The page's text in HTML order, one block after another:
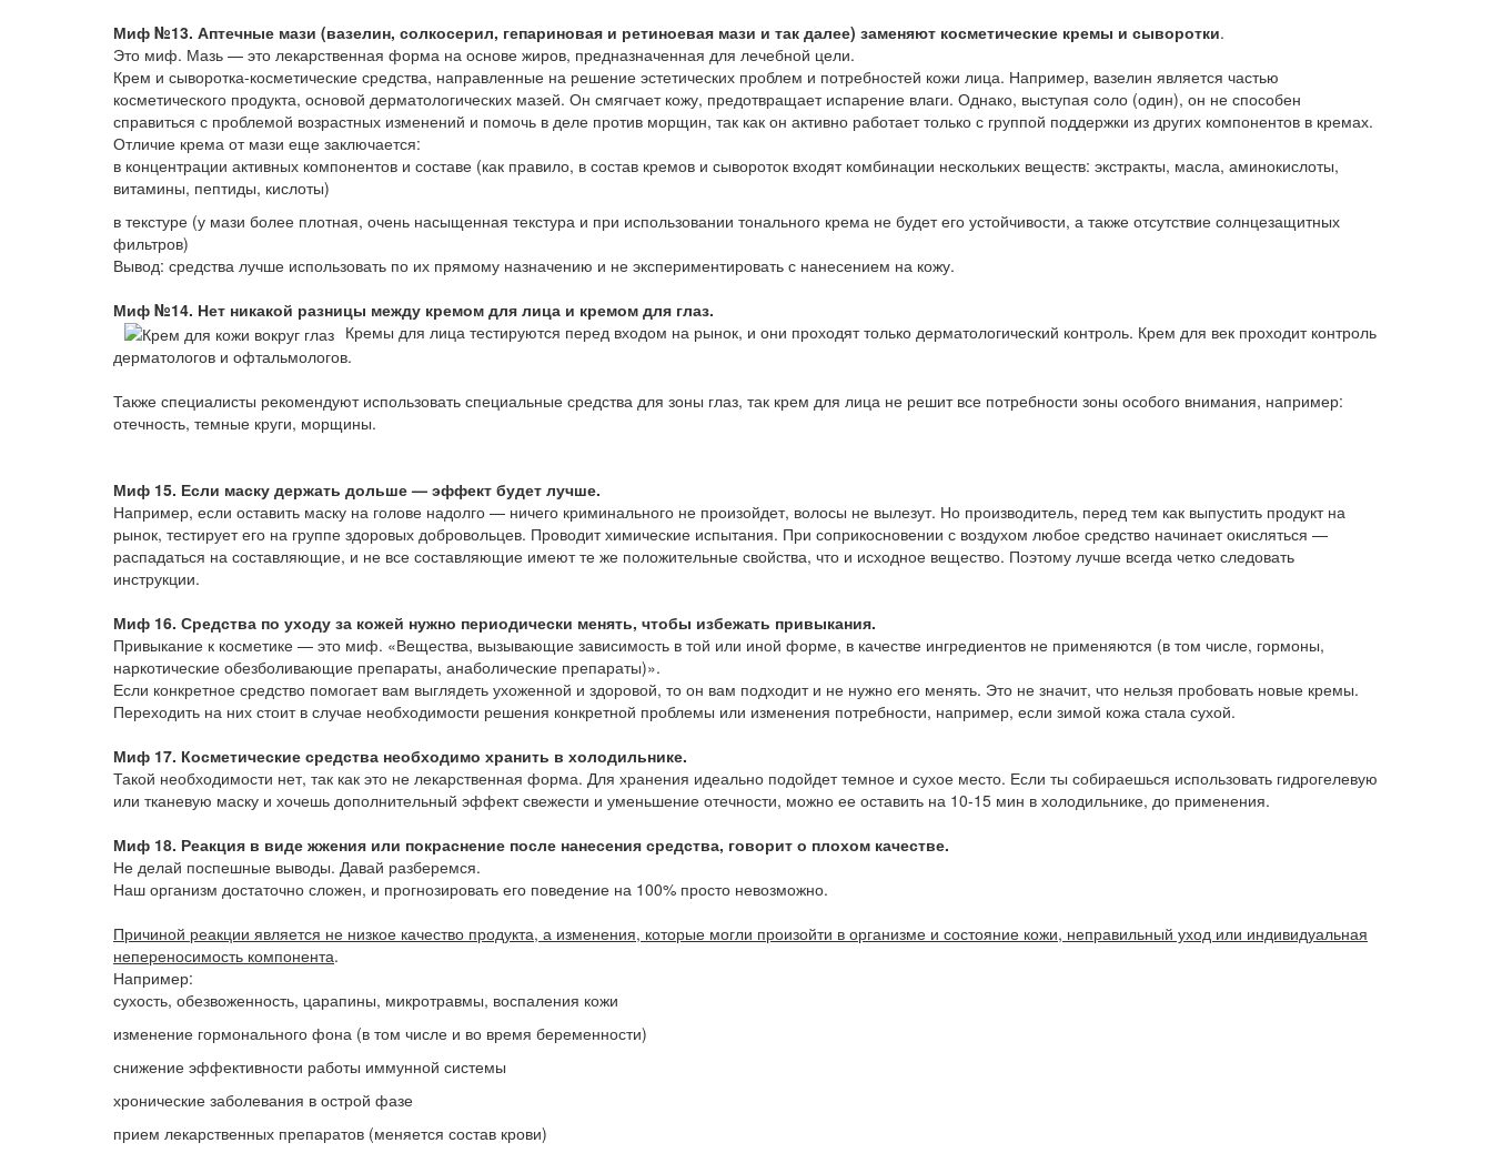
Миф №13. Аптечные мази (вазелин, солкосерил, гепариновая и ретиноевая мази и так далее) заменяют косметические кремы и сыворотки.
Это миф. Мазь — это лекарственная форма на основе жиров, предназначенная для лечебной цели.
Крем и сыворотка-косметические средства, направленные на решение эстетических проблем и потребностей кожи лица. Например, вазелин является частью
косметического продукта, основой дерматологических мазей. Он смягчает кожу, предотвращает испарение влаги. Однако, выступая соло (один), он не способен
справиться с проблемой возрастных изменений и помочь в деле против морщин, так как он активно работает только с группой поддержки из других компонентов в кремах.
Отличие крема от мази еще заключается:
в концентрации активных компонентов и составе (как правило, в состав кремов и сывороток входят комбинации нескольких веществ: экстракты, масла, аминокислоты,
витамины, пептиды, кислоты)
в текстуре (у мази более плотная, очень насыщенная текстура и при использовании тонального крема не будет его устойчивости, а также отсутствие солнцезащитных
фильтров)
Вывод: средства лучше использовать по их прямому назначению и не экспериментировать с нанесением на кожу.
Миф №14. Нет никакой разницы между кремом для лица и кремом для глаз.
Кремы для лица тестируются перед входом на рынок, и они проходят только дерматологический контроль. Крем для век проходит контроль
дерматологов и офтальмологов.
Также специалисты рекомендуют использовать специальные средства для зоны глаз, так крем для лица не решит все потребности зоны особого внимания, например:
отечность, темные круги, морщины.
Миф 15. Если маску держать дольше — эффект будет лучше.
Например, если оставить маску на голове надолго — ничего криминального не произойдет, волосы не вылезут. Но производитель, перед тем как выпустить продукт на
рынок, тестирует его на группе здоровых добровольцев. Проводит химические испытания. При соприкосновении с воздухом любое средство начинает окисляться —
распадаться на составляющие, и не все составляющие имеют те же положительные свойства, что и исходное вещество. Поэтому лучше всегда четко следовать
инструкции.
Миф 16. Средства по уходу за кожей нужно периодически менять, чтобы избежать привыкания.
Привыкание к косметике — это миф. «Вещества, вызывающие зависимость в той или иной форме, в качестве ингредиентов не применяются (в том числе, гормоны,
наркотические обезболивающие препараты, анаболические препараты)».
Если конкретное средство помогает вам выглядеть ухоженной и здоровой, то он вам подходит и не нужно его менять. Это не значит, что нельзя пробовать новые кремы.
Переходить на них стоит в случае необходимости решения конкретной проблемы или изменения потребности, например, если зимой кожа стала сухой.
Миф 17. Косметические средства необходимо хранить в холодильнике.
Такой необходимости нет, так как это не лекарственная форма. Для хранения идеально подойдет темное и сухое место. Если ты собираешься использовать гидрогелевую
или тканевую маску и хочешь дополнительный эффект свежести и уменьшение отечности, можно ее оставить на 10-15 мин в холодильнике, до применения.
Миф 18. Реакция в виде жжения или покраснение после нанесения средства, говорит о плохом качестве.
Не делай поспешные выводы. Давай разберемся.
Наш организм достаточно сложен, и прогнозировать его поведение на 100% просто невозможно.
Причиной реакции является не низкое качество продукта, а изменения, которые могли произойти в организме и состояние кожи, неправильный уход или индивидуальная
непереносимость компонента.
Например:
сухость, обезвоженность, царапины, микротравмы, воспаления кожи
изменение гормонального фона (в том числе и во время беременности)
снижение эффективности работы иммунной системы
хронические заболевания в острой фазе
прием лекарственных препаратов (меняется состав крови)